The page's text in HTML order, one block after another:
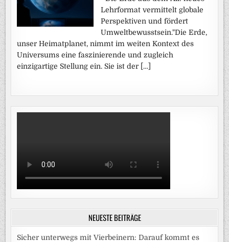
Lehrformat vermittelt globale
Perspektiven und fördert
Umweltbewusstsein."Die Erde,
unser Heimatplanet, nimmt im weiten Kontext des
Universums eine faszinierende und zugleich
einzigartige Stellung ein. Sie ist der […]
NEUESTE BEITRÄGE
Sicher unterwegs mit Vierbeinern: Darauf kommt es